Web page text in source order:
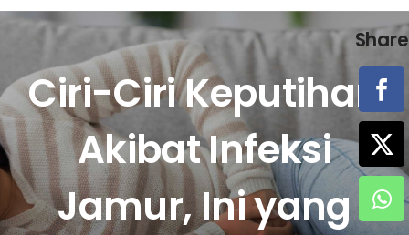
TENTANG KAMI
LAYANAN
FASILITAS
ARTIKEL
Ciri-Ciri Keputihan
Akibat Infeksi
Jamur, Ini yang
Share